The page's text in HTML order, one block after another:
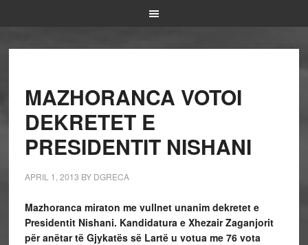
MAZHORANCA VOTOI
DEKRETET E
PRESIDENTIT NISHANI
APRIL 1, 2013 BY DGRECA
Mazhoranca miraton me vullnet unanim dekretet e
Presidentit Nishani. Kandidatura e Xhezair Zaganjorit
për anëtar të Gjykatës së Lartë u votua me 76 vota